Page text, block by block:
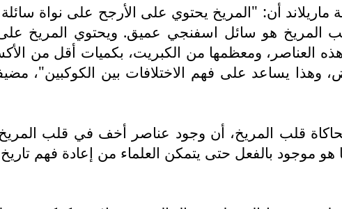
ماريلاند أن: "المريخ يحتوي على الأرجح على نواة
هو سائل اسفنجي عميق. ويحتوي المريخ على
ومعظمها من الكبريت، بكميات أقل من
وهذا يساعد على فهم الاختلافات بين الكوكبين"،
بمحاكاة قلب المريخ، أن وجود عناصر أخف في قلب
موجود بالفعل حتى يتمكن العلماء من إعادة فهم